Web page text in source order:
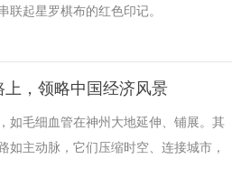
起星罗棋布的红色印记。
，领略中国经济风景
如毛细血管在神州大地延伸、铺展。其
如主动脉，它们压缩时空、连接城市，